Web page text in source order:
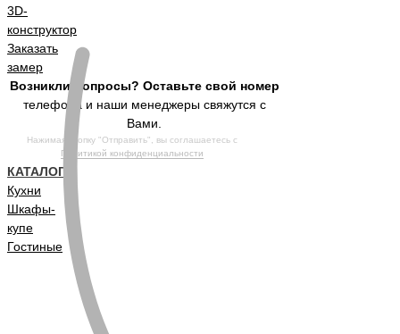
3D-
конструктор
Заказать
замер
Возникли вопросы? Оставьте свой номер
телефона и наши менеджеры свяжутся с
Вами.
Нажимая кнопку "Отправить", вы соглашаетесь с
Политикой конфиденциальности
КАТАЛОГ
Кухни
Шкафы-
купе
Гостиные